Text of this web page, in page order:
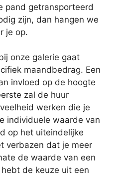
pand getransporteerd
zijn, dan hangen we
je op.
onze galerie gaat
maandbedrag. Een
invloed op de hoogte
zal de huur
werken die je
individuele waarde van
op het uiteindelijke
verbazen dat je meer
de waarde van een
de keuze uit een